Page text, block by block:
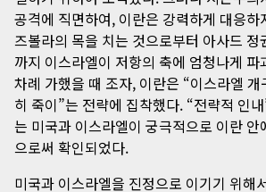
공격에 직면하여, 이란은 강력하게 대응하
즈볼라의 목을 치는 것으로부터 아사드 정
까지 이스라엘이 저항의 축에 엄청나게 파
차례 가했을 때 조자, 이란은 “이스라엘 개
히 죽이”는 전략에 집착했다. “전략적 인
는 미국과 이스라엘이 궁극적으로 이란 안
으로써 확인되었다.
미국과 이스라엘을 진정으로 이기기 위해